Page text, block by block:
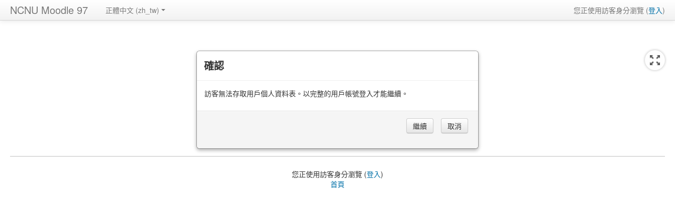
NCNU Moodle 97 您正使用訪客身分瀏覽 (登入)
正體中文 ‎(zh_tw)‎
確認
訪客無法存取用戶個人資料表。以完整的用戶帳號登入才能繼續。
您正使用訪客身分瀏覽 (登入)
首頁